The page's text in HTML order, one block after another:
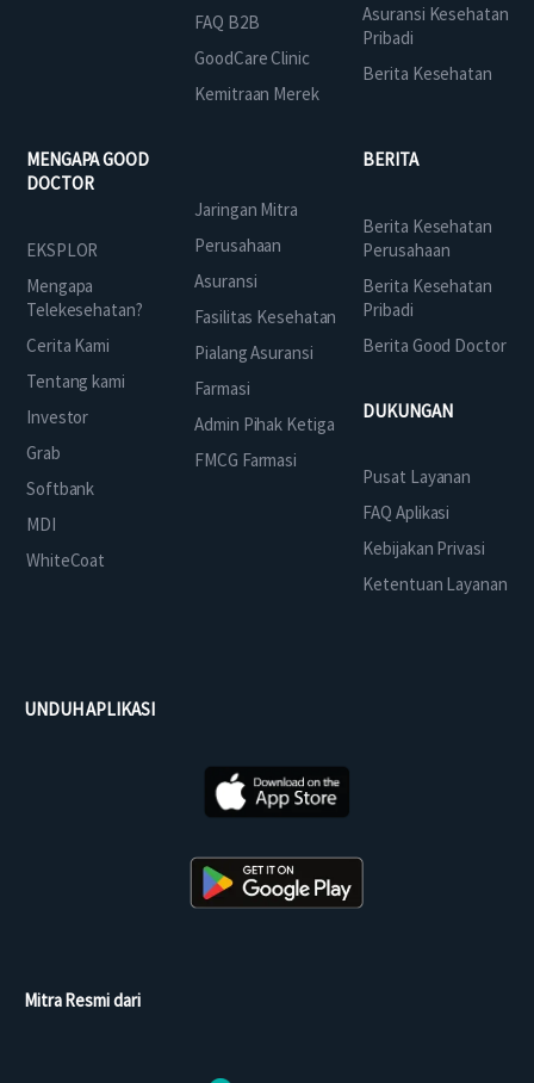
FAQ B2B
GoodCare Clinic
Kemitraan Merek
Asuransi Kesehatan
Pribadi
Berita Kesehatan
MENGAPA GOOD
DOCTOR
EKSPLOR
Mengapa
Telekesehatan?
Cerita Kami
Tentang kami
Investor
Grab
Softbank
MDI
WhiteCoat
Jaringan Mitra
Perusahaan
Asuransi
Fasilitas Kesehatan
Pialang Asuransi
Farmasi
Admin Pihak Ketiga
FMCG Farmasi
BERITA
Berita Kesehatan
Perusahaan
Berita Kesehatan
Pribadi
Berita Good Doctor
DUKUNGAN
Pusat Layanan
FAQ Aplikasi
Kebijakan Privasi
Ketentuan Layanan
UNDUH APLIKASI
Mitra Resmi dari